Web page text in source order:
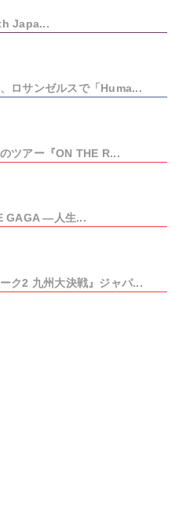
Japa...
ロサンゼルスで「Huma...
ツアー『ON THE R...
GAGA ―人生...
ク2 九州大決戦』ジャパ...